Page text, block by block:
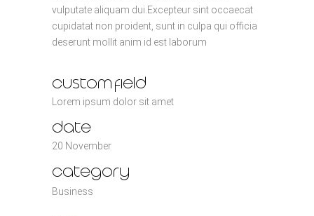
vulputate aliquam dui.Excepteur sint occaecat
cupidatat non proident, sunt in culpa qui officia
deserunt mollit anim id est laborum
custom field
Lorem ipsum dolor sit amet
date
20 November
category
Business